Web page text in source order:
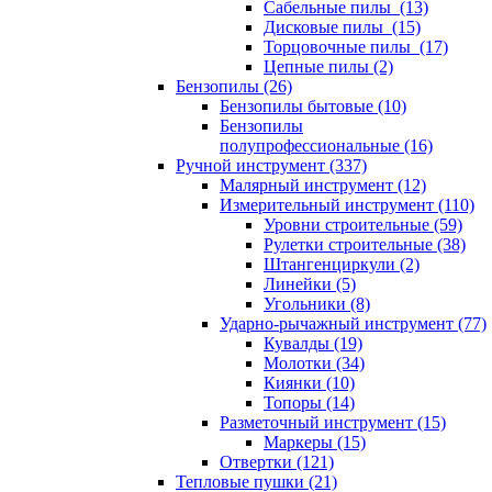
Сабельные пилы (13)
Дисковые пилы (15)
Торцовочные пилы (17)
Цепные пилы (2)
Бензопилы (26)
Бензопилы бытовые (10)
Бензопилы
полупрофессиональные (16)
Ручной инструмент (337)
Малярный инструмент (12)
Измерительный инструмент (110)
Уровни строительные (59)
Рулетки строительные (38)
Штангенциркули (2)
Линейки (5)
Угольники (8)
Ударно-рычажный инструмент (77)
Кувалды (19)
Молотки (34)
Киянки (10)
Топоры (14)
Разметочный инструмент (15)
Маркеры (15)
Отвертки (121)
Тепловые пушки (21)